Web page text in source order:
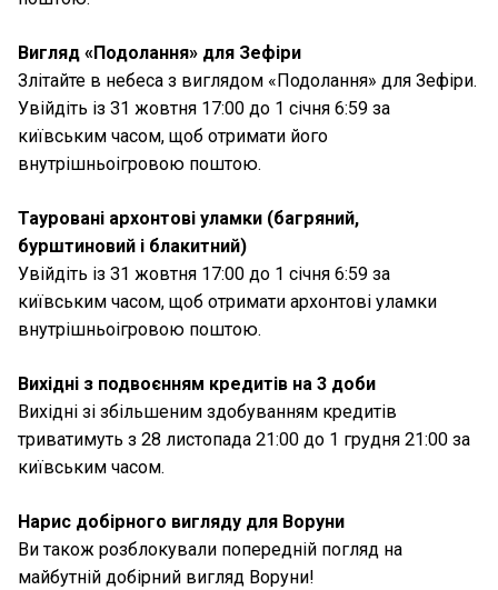
Вигляд «Подолання» для Зефіри
Злітайте в небеса з виглядом «Подолання» для Зефіри.
Увійдіть із 31 жовтня 17:00 до 1 січня 6:59 за
київським часом, щоб отримати його
внутрішньоігровою поштою.
Тауровані архонтові уламки (багряний,
бурштиновий і блакитний)
Увійдіть із 31 жовтня 17:00 до 1 січня 6:59 за
київським часом, щоб отримати архонтові уламки
внутрішньоігровою поштою.
Вихідні з подвоєнням кредитів на 3 доби
Вихідні зі збільшеним здобуванням кредитів
триватимуть з 28 листопада 21:00 до 1 грудня 21:00 за
київським часом.
Нарис добірного вигляду для Воруни
Ви також розблокували попередній погляд на
майбутній добірний вигляд Воруни!